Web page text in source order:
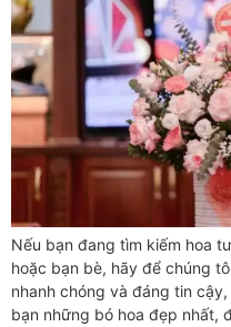
Nếu bạn đang tìm kiếm hoa
hoặc bạn bè, hãy để chúng
nhanh chóng và đáng tin
bạn những bó hoa đẹp nhất,